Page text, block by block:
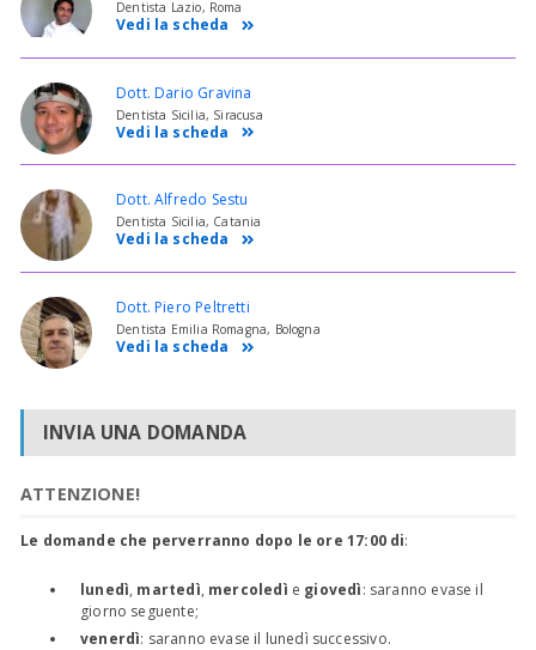
Dentista Lazio, Roma
Vedi la scheda
Dott. Dario Gravina
Dentista Sicilia, Siracusa
Vedi la scheda
Dott. Alfredo Sestu
Dentista Sicilia, Catania
Vedi la scheda
Dott. Piero Peltretti
Dentista Emilia Romagna, Bologna
Vedi la scheda
INVIA UNA DOMANDA
ATTENZIONE!
Le domande che perverranno dopo le ore 17:00 di:
lunedì, martedì, mercoledì e giovedì: saranno evase il
giorno seguente;
venerdì: saranno evase il lunedì successivo.